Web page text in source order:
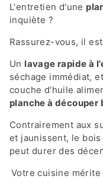
L'entretien d'une
inquiète ?
Rassurez-vous, il
Un lavage rapide à
séchage immédiat,
couche d'huile
planche à découper
Contrairement aux
et jaunissent, le
peut durer des
Votre cuisine